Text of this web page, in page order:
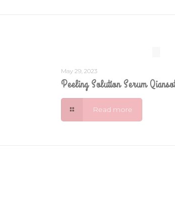
May 29, 2023
Peeling Solution Serum
Read more